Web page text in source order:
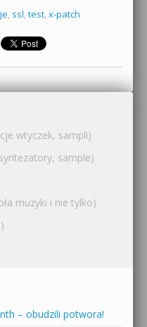
, ssl, test, x-patch
wtyczek, sampli)
sample)
muzyki i nie tylko)
– obudzili potwora!